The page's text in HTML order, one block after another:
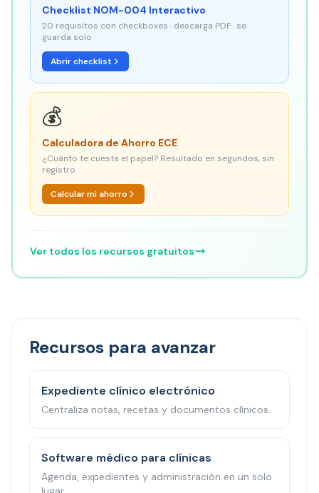
Checklist NOM-004 Interactivo
20 requisitos con checkboxes · descarga PDF · se
guarda solo
Abrir checklist
💰
Calculadora de Ahorro ECE
¿Cuánto te cuesta el papel? Resultado en segundos, sin
registro
Calcular mi ahorro
Ver todos los recursos gratuitos
Recursos para avanzar
Expediente clínico electrónico
Centraliza notas, recetas y documentos clínicos.
Software médico para clínicas
Agenda, expedientes y administración en un solo